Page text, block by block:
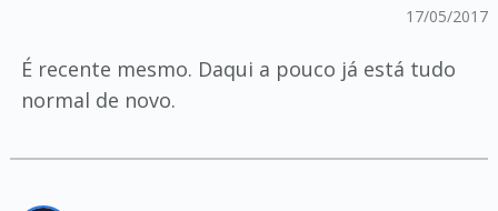
17/05/2017
É recente mesmo. Daqui a pouco já está tudo
normal de novo.